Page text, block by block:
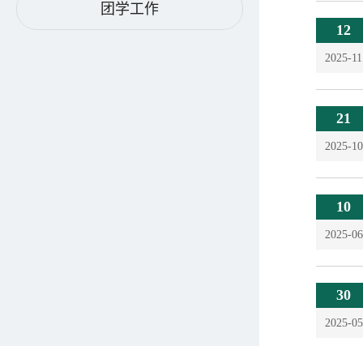
团学工作
12
2025-11
21
2025-10
10
2025-06
30
2025-05